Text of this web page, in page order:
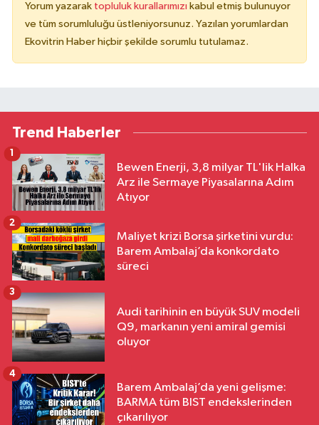
Yorum yazarak topluluk kurallarımızı kabul etmiş bulunuyor
ve tüm sorumluluğu üstleniyorsunuz. Yazılan yorumlardan
Ekovitrin Haber hiçbir şekilde sorumlu tutulamaz.
Trend Haberler
Bewen Enerji, 3,8 milyar TL'lik Halka
Arz ile Sermaye Piyasalarına Adım
Atıyor
1
Maliyet krizi Borsa şirketini vurdu:
Barem Ambalaj’da konkordato
süreci
2
Audi tarihinin en büyük SUV modeli
Q9, markanın yeni amiral gemisi
oluyor
3
Barem Ambalaj’da yeni gelişme:
BARMA tüm BIST endekslerinden
çıkarılıyor
4